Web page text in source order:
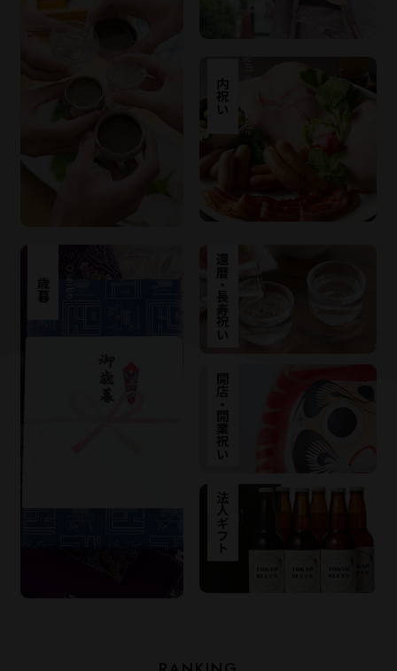
gift of gratitude
内祝い
Oseibo
お歳暮
還暦・長寿祝い
開店・開業祝い
法人ギフト